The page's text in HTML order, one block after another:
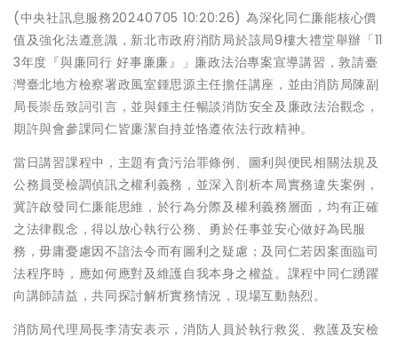
(中央社訊息服務20240705 10:20:26) 為深化同仁廉能核心價
值及強化法遵意識，新北市政府消防局於該局9樓大禮堂舉辦「11
3年度『與廉同行 好事廉廉』」廉政法治專案宣導講習，敦請臺
灣臺北地方檢察署政風室鍾思源主任擔任講座，並由消防局陳副
局長崇岳致詞引言，並與鍾主任暢談消防安全及廉政法治觀念，
期許與會參課同仁皆廉潔自持並恪遵依法行政精神。
當日講習課程中，主題有貪污治罪條例、圖利與便民相關法規及
公務員受檢調偵訊之權利義務，並深入剖析本局實務違失案例，
冀許啟發同仁廉能思維，於行為分際及權利義務層面，均有正確
之法律觀念，得以放心執行公務、勇於任事並安心做好為民服
務，毋庸憂慮因不諳法令而有圖利之疑慮；及同仁若因案面臨司
法程序時，應如何應對及維護自我本身之權益。課程中同仁踴躍
向講師請益，共同探討解析實務情況，現場互動熱烈。
消防局代理局長李清安表示，消防人員於執行救災、救護及安檢